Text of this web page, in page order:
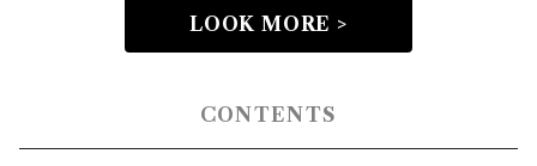
LOOK MORE >
CONTENTS